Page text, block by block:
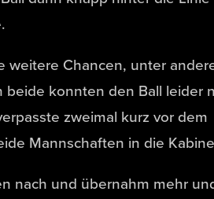
weitere Chancen, unter
konnten den Ball leider
zweimal kurz vor dem
Mannschaften in die
nach und übernahm mehr